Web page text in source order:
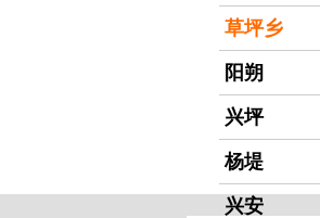
草坪乡
阳朔
兴坪
杨堤
兴安